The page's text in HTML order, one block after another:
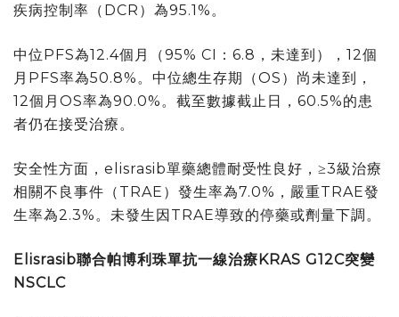
疾病控制率（DCR）為95.1%。
中位PFS為12.4個月（95% CI：6.8，未達到），12個
月PFS率為50.8%。中位總生存期（OS）尚未達到，
12個月OS率為90.0%。截至數據截止日，60.5%的患
者仍在接受治療。
安全性方面，elisrasib單藥總體耐受性良好，≥3級治療
相關不良事件（TRAE）發生率為7.0%，嚴重TRAE發
生率為2.3%。未發生因TRAE導致的停藥或劑量下調。
Elisrasib聯合帕博利珠單抗一線治療KRAS G12C突變
NSCLC